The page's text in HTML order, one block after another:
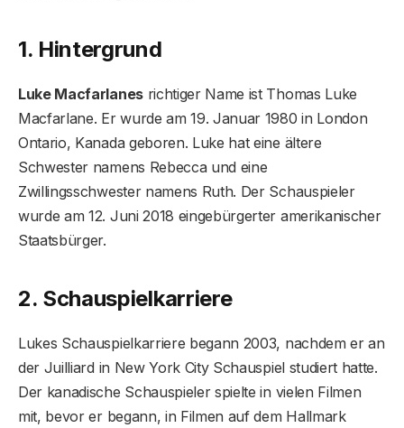
1. Hintergrund
Luke Macfarlanesrichtiger Name ist Thomas Luke
Macfarlane. Er wurde am 19. Januar 1980 in London
Ontario, Kanada geboren. Luke hat eine ältere
Schwester namens Rebecca und eine
Zwillingsschwester namens Ruth. Der Schauspieler
wurde am 12. Juni 2018 eingebürgerter amerikanischer
Staatsbürger.
2. Schauspielkarriere
Lukes Schauspielkarriere begann 2003, nachdem er an
der Juilliard in New York City Schauspiel studiert hatte.
Der kanadische Schauspieler spielte in vielen Filmen
mit, bevor er begann, in Filmen auf dem Hallmark